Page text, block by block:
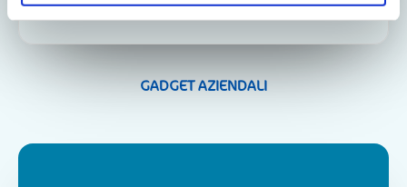
GADGET AZIENDALI